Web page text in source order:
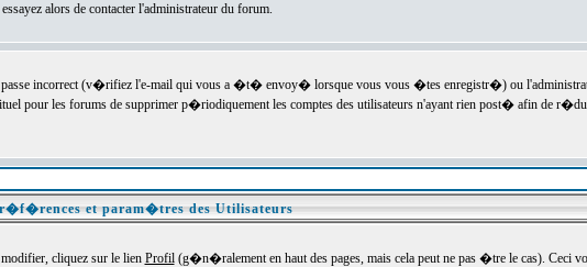
alors de contacter l'administrateur du forum.
incorrect (v�rifiez l'e-mail qui vous a �t� envoy� lorsque vous vous �tes enregistr�) ou
pour les forums de supprimer p�riodiquement les comptes des utilisateurs n'ayant rien post� afin de
et param�tres des Utilisateurs
cliquez sur le lien Profil(g�n�ralement en haut des pages, mais cela peut ne pas �tre le cas). Ceci